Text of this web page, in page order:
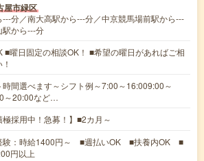
屋市緑区
---分／南大高駅から---分／中京競馬場前駅から---
駅から---分
■曜日固定の相談OK！ ■希望の曜日があればご相
間選べます～シフト例～7:00～16:009:00～
～20:00など…
極採用中！急募！】■2カ月～
験：時給1400円～ ■週払いOK ■扶養内OK ■
円以上